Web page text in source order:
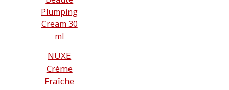
NUXE
Crème
Fraîche